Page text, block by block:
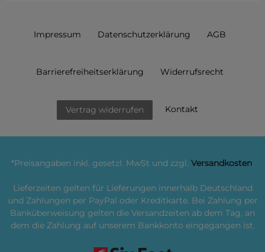
Impressum Daten­schutz­erklärung AGB
Barrierefreiheitserklärung Widerrufs­recht
Vertrag widerrufen Kontakt
*Preisangaben inkl. gesetzl. MwSt und zzgl. Versandkosten.
Lieferzeiten gelten für Lieferungen innerhalb Deutschland
und Zahlungen per PayPal oder Kreditkarte. Bei Zahlung per
Banküberweisung gelten die Versandzeiten ab dem Tag, an
dem die Zahlung auf unserem Bankkonto eingegangen ist.